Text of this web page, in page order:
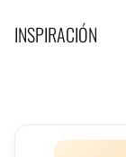
INSPIRACIÓN